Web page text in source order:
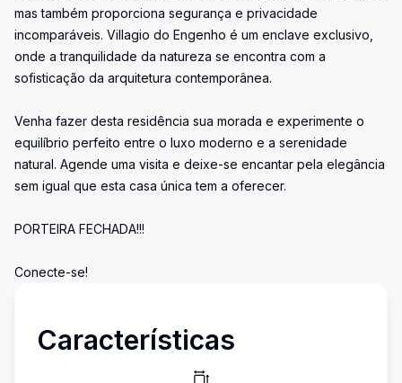
mas também proporciona segurança e privacidade
incomparáveis. Villagio do Engenho é um enclave exclusivo,
onde a tranquilidade da natureza se encontra com a
sofisticação da arquitetura contemporânea.
Venha fazer desta residência sua morada e experimente o
equilíbrio perfeito entre o luxo moderno e a serenidade
natural. Agende uma visita e deixe-se encantar pela elegância
sem igual que esta casa única tem a oferecer.
PORTEIRA FECHADA!!!
Conecte-se!
Características